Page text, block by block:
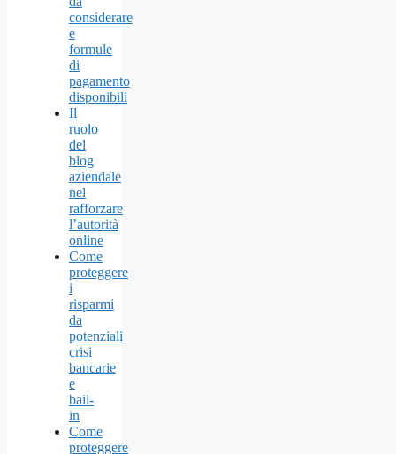
considerare
e
formule
di
pagamento
disponibili
Il
ruolo
del
blog
aziendale
nel
rafforzare
l’autorità
online
Come
proteggere
i
risparmi
da
potenziali
crisi
bancarie
e
bail-
in
Come
proteggere